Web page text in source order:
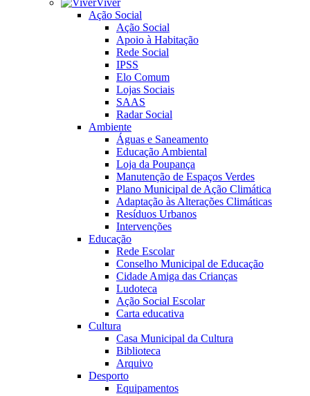
Viver
Ação Social
Ação Social
Apoio à Habitação
Rede Social
IPSS
Elo Comum
Lojas Sociais
SAAS
Radar Social
Ambiente
Águas e Saneamento
Educação Ambiental
Loja da Poupança
Manutenção de Espaços Verdes
Plano Municipal de Ação Climática
Adaptação às Alterações Climáticas
Resíduos Urbanos
Intervenções
Educação
Rede Escolar
Conselho Municipal de Educação
Cidade Amiga das Crianças
Ludoteca
Ação Social Escolar
Carta educativa
Cultura
Casa Municipal da Cultura
Biblioteca
Arquivo
Desporto
Equipamentos